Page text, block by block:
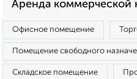
Аренда коммерческой
Офисное помещение
Помещение свободного
Складское помещение